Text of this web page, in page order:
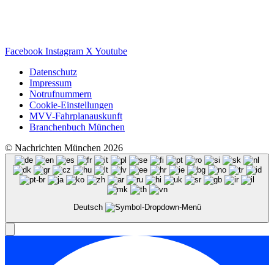
Facebook Instagram X Youtube
Datenschutz
Impressum
Notrufnummern
Cookie-Einstellungen
MVV-Fahrplanauskunft
Branchenbuch München
© Nachrichten München 2026
Deutsch